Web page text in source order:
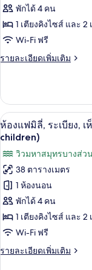
มหาสมุทร
บาง
ส่วน
ของ
ห้อง
แฟ
มิ
ระเบียง
(2
Adults
+
2
Children)
พักได้ 4 คน
1 เตียงคิงไซส์ และ 2
Wi-Fi ฟรี
รายละเอียดเพิ่มเติม
ราย
เกี่ยว
กับ
ห้อง
แฟ
ลี่,
ระเบียง
(2
Adults
+
Children)
เปิด
ภาพถ่าย
ทั้งหมด
ของ
ห้อง
แฟ
มิ
4
ห้องแฟมิลี่, ระเบียง,
children)
วิวมหาสมุทรบางส่ว
38 ตารางเมตร
1 ห้องนอน
พักได้ 4 คน
1 เตียงคิงไซส์ และ 2
Wi-Fi ฟรี
รายละเอียดเพิ่มเติม
ราย